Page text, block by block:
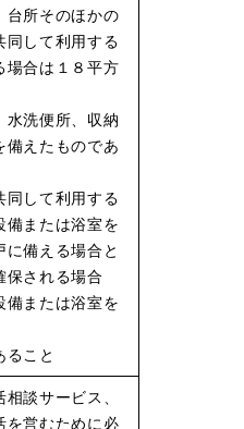
台所そのほかの
同して利用する
場合は１８平方
水洗便所、収納
備えたものであ
同して利用する
備または浴室を
備える場合と
保される場合
備または浴室を
ること
談サービス、
を営むために必